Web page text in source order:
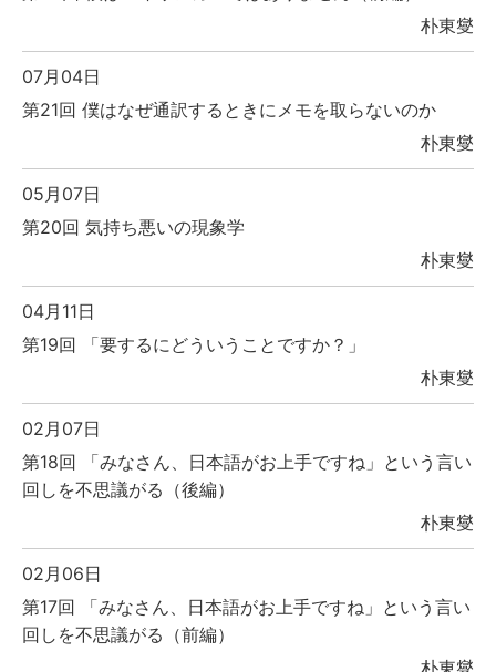
朴東燮
07月04日
第21回 僕はなぜ通訳するときにメモを取らないのか
朴東燮
05月07日
第20回 気持ち悪いの現象学
朴東燮
04月11日
第19回 「要するにどういうことですか？」
朴東燮
02月07日
第18回 「みなさん、日本語がお上手ですね」という言い
回しを不思議がる（後編）
朴東燮
02月06日
第17回 「みなさん、日本語がお上手ですね」という言い
回しを不思議がる（前編）